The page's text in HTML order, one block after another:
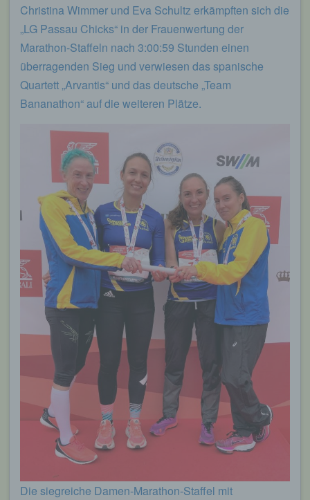
Christina Wimmer und Eva Schultz erkämpften sich die
„LG Passau Chicks“ in der Frauenwertung der
Marathon-Staffeln nach 3:00:59 Stunden einen
überragenden Sieg und verwiesen das spanische
Quartett „Arvantis“ und das deutsche „Team
Bananathon“ auf die weiteren Plätze.
Die siegreiche Damen-Marathon-Staffel mit